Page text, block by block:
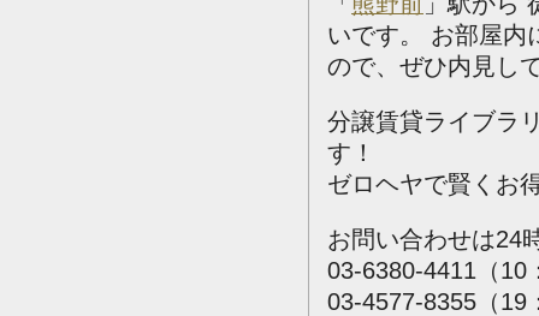
いです。 お部屋内
ので、ぜひ内見し
分譲賃貸ライブラ
す！
ゼロヘヤで賢くお
お問い合わせは24
03-6380-4411（10
03-4577-8355（